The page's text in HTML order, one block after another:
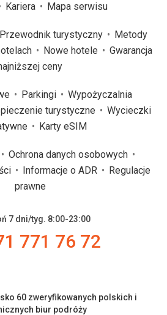
Kariera Mapa serwisu
Przewodnik turystyczny
Metody
Nowe hotele
Gwarancja
ceny
Parkingi
Wypożyczalnia
turystyczne
Wycieczki
Karty eSIM
Ochrona danych osobowych
Informacje o ADR
Regulacje
prawne
7 dni/tyg. 8:00-23:00
771 76 72
60 zweryfikowanych polskich i
biur podróży